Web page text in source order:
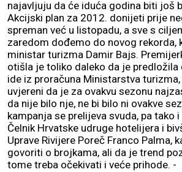
najavljuju da će iduća godina biti još
Akcijski plan za 2012. donijeti prije
spreman već u listopadu, a sve s
zaredom dođemo do novog rekorda,
ministar turizma Damir Bajs.
otišla je toliko daleko da je predložila
ide iz proračuna Ministarstva
uvjereni da je za ovakvu sezonu
da nije bilo nje, ne bi bilo ni ovakve
kampanja se prelijeva svuda, pa tako
Čelnik Hrvatske udruge hotelijera i
Uprave Rivijere Poreč Franco Palma,
govoriti o brojkama, ali da je trend
tome treba očekivati i veće prihode. -